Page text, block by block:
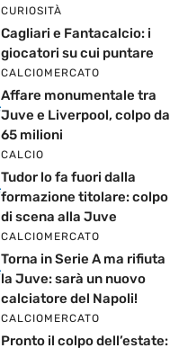
CURIOSITÀ
Cagliari e Fantacalcio: i
giocatori su cui puntare
CALCIOMERCATO
Affare monumentale tra
Juve e Liverpool, colpo da
65 milioni
CALCIO
Tudor lo fa fuori dalla
formazione titolare: colpo
di scena alla Juve
CALCIOMERCATO
Torna in Serie A ma rifiuta
la Juve: sarà un nuovo
calciatore del Napoli!
CALCIOMERCATO
Pronto il colpo dell’estate: